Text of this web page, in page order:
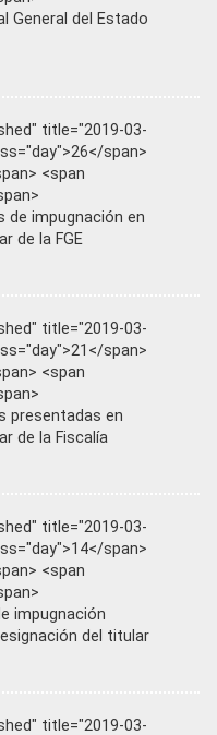
General del Estado
title="2019-03-
span>
<span
de impugnación en
de la FGE
title="2019-03-
span>
<span
presentadas en
de la Fiscalía
title="2019-03-
span>
<span
impugnación
del titular
title="2019-03-